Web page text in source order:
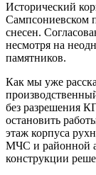
Исторический
Сампсониевском
снесен.
несмотря на
памятников.
Как мы уже
без разрешения
остановить
этаж корпуса
МЧС и районной
конструкции